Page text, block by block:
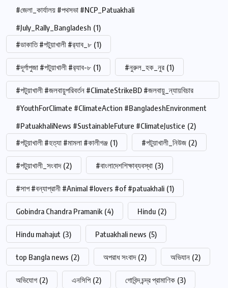
#জেলা_কার্যালয় #পথসভা #NCP_Patuakhali
#July_Rally_Bangladesh (1)
#ডাকাতি #পটুয়াখালী #র‍্যাব_৮ (1)
#দূর্গাপুজা #পটুয়াখালী #র‍্যাব-৮ (1) #নুরুল_হক_নুর (1)
#পটুয়াখালী #জলবায়ুপরিবর্তন #ClimateStrikeBD #জলবায়ু_ন্যায়বিচার
#YouthForClimate #ClimateAction #BangladeshEnvironment
#PatuakhaliNews #SustainableFuture #ClimateJustice (2)
#পটুয়াখালী #হত্যা #মামলা #কালীগঞ্জ (1) #পটুয়াখালী_নিউজ (2)
#পটুয়াখালী_সংবাদ (2) #বাংলাদেশশিক্ষাব্যবস্থা (3)
#সাপ #বন্যাপ্রানী #Animal #lovers #of #patuakhali (1)
Gobindra Chandra Pramanik (4) Hindu (2)
Hindu mahajut (3) Patuakhali news (5)
top Bangla news (2) অপরাধ সংবাদ (2) অভিযান (2)
অভিযোগ (2) এনসিপি (2) গোবিন্দ চন্দ্র প্রামাণিক (3)